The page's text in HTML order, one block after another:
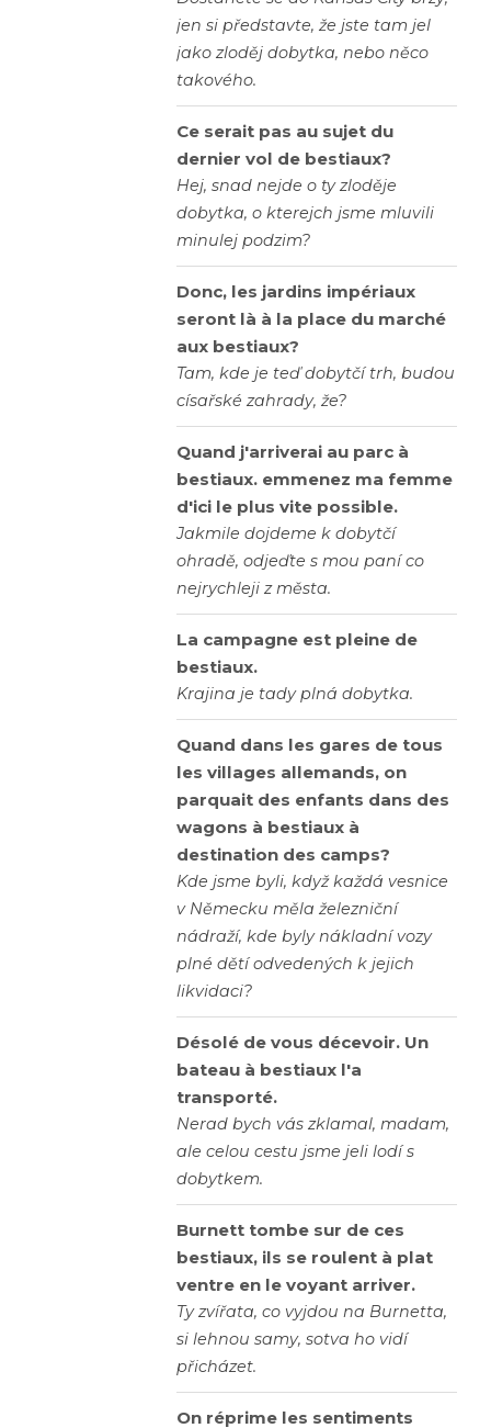
jen si představte, že jste tam jel
jako zloděj dobytka, nebo něco
takového.
Ce serait pas au sujet du
dernier vol de bestiaux?
Hej, snad nejde o ty zloděje
dobytka, o kterejch jsme mluvili
minulej podzim?
Donc, les jardins impériaux
seront là à la place du marché
aux bestiaux?
Tam, kde je teď dobytčí trh, budou
císařské zahrady, že?
Quand j'arriverai au parc à
bestiaux. emmenez ma femme
d'ici le plus vite possible.
Jakmile dojdeme k dobytčí
ohradě, odjeďte s mou paní co
nejrychleji z města.
La campagne est pleine de
bestiaux.
Krajina je tady plná dobytka.
Quand dans les gares de tous
les villages allemands, on
parquait des enfants dans des
wagons à bestiaux à
destination des camps?
Kde jsme byli, když každá vesnice
v Německu měla železniční
nádraží, kde byly nákladní vozy
plné dětí odvedených k jejich
likvidaci?
Désolé de vous décevoir. Un
bateau à bestiaux l'a
transporté.
Nerad bych vás zklamal, madam,
ale celou cestu jsme jeli lodí s
dobytkem.
Burnett tombe sur de ces
bestiaux, ils se roulent à plat
ventre en le voyant arriver.
Ty zvířata, co vyjdou na Burnetta,
si lehnou samy, sotva ho vidí
přicházet.
On réprime les sentiments